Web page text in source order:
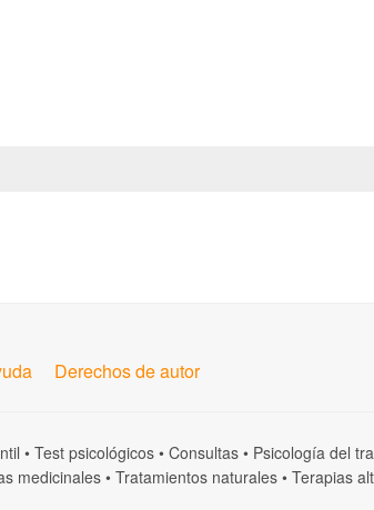
Derechos de autor
• Test psicológicos • Consultas • Psicología del
medicinales • Tratamientos naturales • Terapias